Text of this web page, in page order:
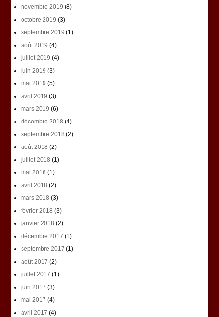
novembre 2019 (8)
octobre 2019 (3)
septembre 2019 (1)
août 2019 (4)
juillet 2019 (4)
juin 2019 (3)
mai 2019 (5)
avril 2019 (3)
mars 2019 (6)
décembre 2018 (4)
septembre 2018 (2)
août 2018 (2)
juillet 2018 (1)
mai 2018 (1)
avril 2018 (2)
mars 2018 (3)
février 2018 (3)
janvier 2018 (2)
décembre 2017 (1)
septembre 2017 (1)
août 2017 (2)
juillet 2017 (1)
juin 2017 (3)
mai 2017 (4)
avril 2017 (4)